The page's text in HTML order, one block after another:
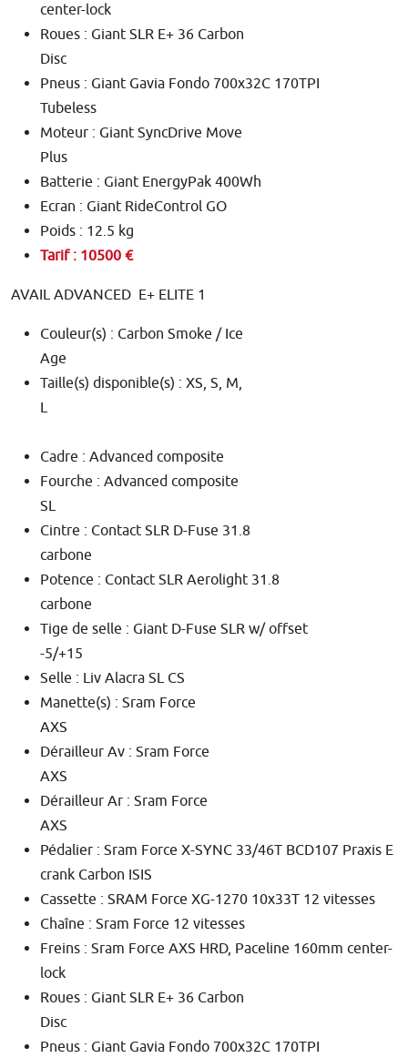
center-lock
Roues : Giant SLR E+ 36 Carbon
Disc
Pneus : Giant Gavia Fondo 700x32C 170TPI
Tubeless
Moteur : Giant SyncDrive Move
Plus
Batterie : Giant EnergyPak 400Wh
Ecran : Giant RideControl GO
Poids : 12.5 kg
Tarif : 10500 €
AVAIL ADVANCED E+ ELITE 1
Couleur(s) : Carbon Smoke / Ice
Age
Taille(s) disponible(s) : XS, S, M,
Cadre : Advanced composite
Fourche : Advanced composite
SL
Cintre : Contact SLR D-Fuse 31.8
carbone
Potence : Contact SLR Aerolight 31.8
carbone
Tige de selle : Giant D-Fuse SLR w/ offset
-5/+15
Selle : Liv Alacra SL CS
Manette(s) : Sram Force
AXS
Dérailleur Av : Sram Force
AXS
Dérailleur Ar : Sram Force
AXS
Pédalier : Sram Force X-SYNC 33/46T BCD107 Praxis E
crank Carbon ISIS
Cassette : SRAM Force XG-1270 10x33T 12 vitesses
Chaîne : Sram Force 12 vitesses
Freins : Sram Force AXS HRD, Paceline 160mm center-
lock
Roues : Giant SLR E+ 36 Carbon
Disc
Pneus : Giant Gavia Fondo 700x32C 170TPI